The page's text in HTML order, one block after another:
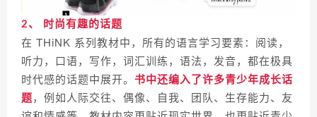
2、 时尚有趣的话题
在 THiNK 系列教材中，所有的语言学习要素：阅读，
听力，口语，写作，词汇训练，语法，发音，都在极具
时代感的话题中展开。 书中还编入了许多青少年成长话
题，例如人际交往、偶像、自我、团队、生存能力、友